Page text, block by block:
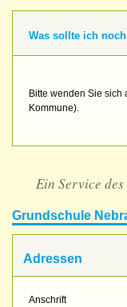
Was sollte ich
Bitte wenden Sie sich
Kommune).
Ein Service
Grundschule
Adressen
Anschrift